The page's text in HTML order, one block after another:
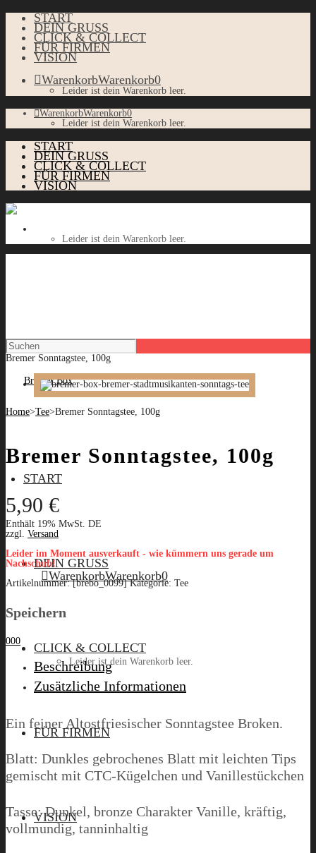
START
DEIN GRUSS
CLICK & COLLECT
FÜR FIRMEN
VISION
WarenkorbWarenkorb0
Leider ist dein Warenkorb leer.
WarenkorbWarenkorb0
Leider ist dein Warenkorb leer.
START
DEIN GRUSS
CLICK & COLLECT
FÜR FIRMEN
VISION
Leider ist dein Warenkorb leer.
START
DEIN GRUSS
CLICK & COLLECT
FÜR FIRMEN
VISION
WarenkorbWarenkorb0
Leider ist dein Warenkorb leer.
Menü
Bremer Sonntagstee, 100g
Home>Tee>Bremer Sonntagstee, 100g
Bremer Sonntagstee, 100g
5,90 €
Enthält 19% MwSt. DE
zzgl. Versand
Leider im Moment ausverkauft - wie kümmern uns gerade um
Nachschub!
Artikelnummer:[brebo_0099] Kategorie: Tee
Speichern
000
Beschreibung
Zusätzliche Informationen
Ein feiner Altostfriesischer Sonntagstee Broken.
Blatt: Dunkles gebrochenes Blatt mit leichten Tips
gemischt mit CTC-Kügelchen und Vanillestückchen
Tasse: Dunkel, bronze Charakter Vanille, kräftig,
vollmundig, tanninhaltig